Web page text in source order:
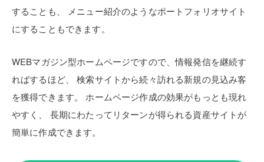
することも、
メニュー紹介のようなポートフォリオサイト
にすることもできます。
WEBマガジン型ホームページですので、情報発信を継続す
ればするほど、
検索サイトから続々訪れる新規の見込み客
を獲得できます。
ホームページ作成の効果がもっとも現れ
やすく、
長期にわたってリターンが得られる資産サイトが
簡単に作成できます。